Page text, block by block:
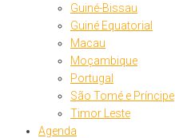
Guiné-Bissau
Guiné Equatorial
Macau
Moçambique
Portugal
São Tomé e Príncipe
Timor Leste
Agenda